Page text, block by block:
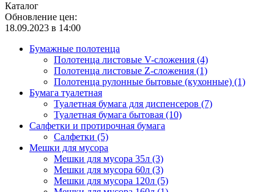
Каталог
Обновление цен:
18.09.2023 в 14:00
Бумажные полотенца
Полотенца листовые V-сложения (4)
Полотенца листовые Z-сложения (1)
Полотенца рулонные бытовые (кухонные) (1)
Бумага туалетная
Туалетная бумага для диспенсеров (7)
Туалетная бумага бытовая (10)
Салфетки и протирочная бумага
Салфетки (5)
Мешки для мусора
Мешки для мусора 35л (3)
Мешки для мусора 60л (3)
Мешки для мусора 120л (5)